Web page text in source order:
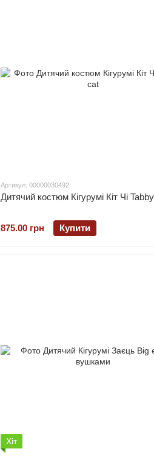
Артикул: 00000030492
Дитячий костюм Кігурумі Кіт Чі
875.00 грн Купити
Хіт